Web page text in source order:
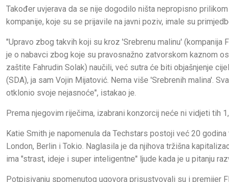
Također uvjerava da se nije dogodilo ništa nepropisno
kompanije, koje su se prijavile na javni poziv, imale su
"Upravo zbog takvih koji su kroz 'Srebrenu malinu'
je o nabavci zbog koje su pravosnažno zatvorskom kaznom
zaštite Fahrudin Solak) naučili, već sutra će biti objašnjenje
(SDA), ja sam Vojin Mijatović. Nema više 'Srebrenih malina'.
otklonio svoje nejasnoće", istakao je.
Prema njegovim riječima, izabrani konzorcij neće ni vidjeti tih
Katie Smith je napomenula da Techstars postoji već 20
London, Berlin i Tokio. Naglasila je da njihova tržišna
ima "strast, ideje i super inteligentne" ljude kada je u pitanju
Potpisivanju spomenutog ugovora prisustvovali su i premijer